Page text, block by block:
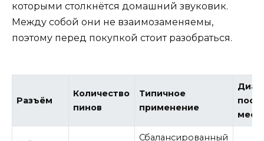
которыми столкнётся домашний звуковик.
Между собой они не взаимозаменяемы,
поэтому перед покупкой стоит разобраться.
Разъём
Количество
пинов
Типичное
применение
Сбалансированный